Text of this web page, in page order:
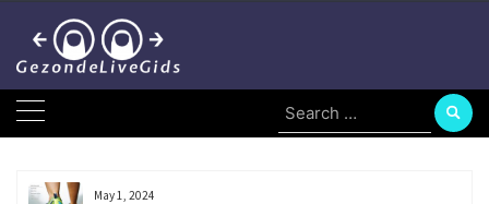
content
Search
for:
May 1, 2024